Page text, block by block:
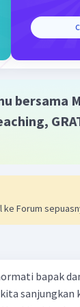
tepat adalah
bersama
ke Forum
bapak